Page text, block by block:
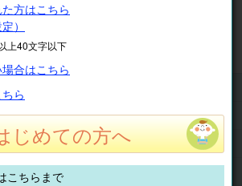
歴
容
方はこちら
）
上40文字以下
合はこちら
ら
じめての方へ
こちらまで